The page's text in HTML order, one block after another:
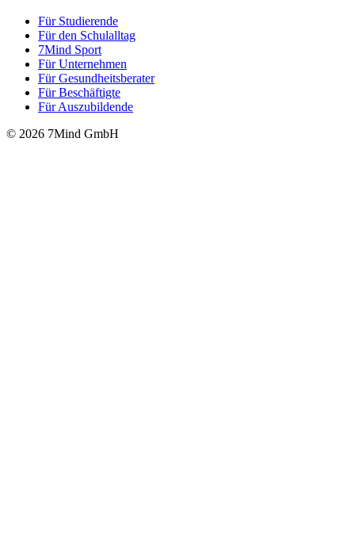
Für Stu­die­rende
Für den Schulalltag
7Mind Sport
Für Unter­neh­men
Für Gesund­heits­be­ra­ter
Für Beschäftigte
Für Auszubildende
© 2026 7Mind GmbH